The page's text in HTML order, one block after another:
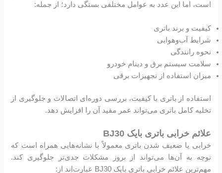
است، اما این عدد به عوامل مختلفی بستگی دارد؛ از جمله:
کیفیت و برند باتری
شرایط آب‌وهوایی
نحوه رانندگی
سلامت سیستم برق و دینام خودرو
میزان استفاده از تجهیزات برقی
استفاده از باتری با کیفیت، بررسی دوره‌ای اتصالات و جلوگیری از
تخلیه کامل باتری می‌تواند عمر مفید آن را افزایش دهد.
علائم خرابی باتری بایک BJ30
خرابی یا ضعیف شدن باتری معمولاً با نشانه‌هایی همراه است که
توجه به آن‌ها می‌تواند از بروز مشکلات جدی‌تر جلوگیری کند.
مهم‌ترین علائم خرابی باتری بایک BJ30 عبارت‌اند از: